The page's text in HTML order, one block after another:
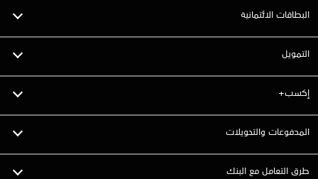
البطاقات الائتمانية
التمويل
إكسب+
المدفوعات والتحويلات
طرق التعامل مع البنك